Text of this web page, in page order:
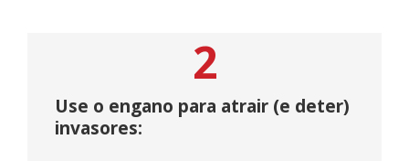
2
Use o engano para atrair (e deter)
invasores: